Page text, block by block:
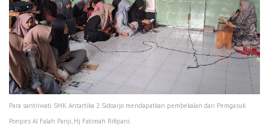
Para santriwati SMK Antartika 2 Sidoarjo mendapatkan pembekalan dari Pemgasuk
Ponpes Al Falah Panji, Hj Fatimah Rifqiani.